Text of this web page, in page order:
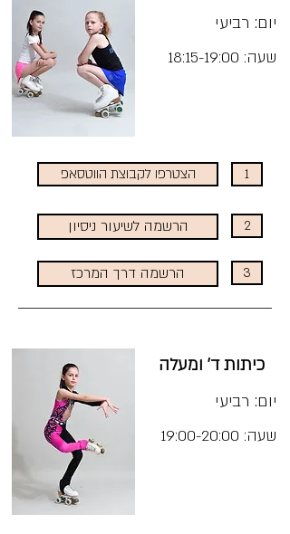
יום: רביעי
שעה: 18:15-19:00
מחיר:
הצטרפו לקבוצת הווטסאפ 1
הרשמה לשיעור ניסיון
הרשמה דרך המרכז
2
3
כיתות ד' ומעלה
יום: רביעי
שעה: 19:00-20:00
מחיר: